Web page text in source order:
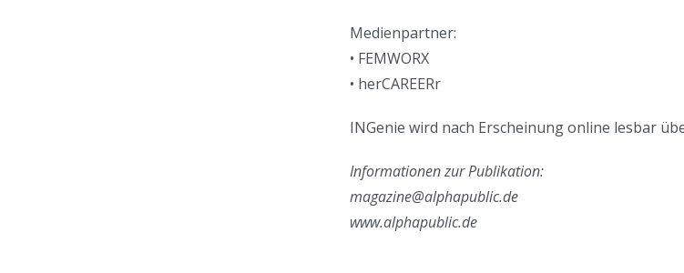
Medienpartner:
• FEMWORX
• herCAREERr
INGenie wird nach Erscheinung online lesbar
Informationen zur Publikation:
magazine@alphapublic.de
www.alphapublic.de